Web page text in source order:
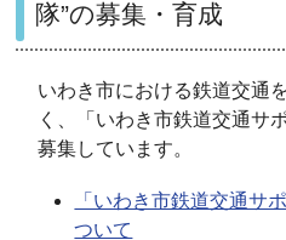
隊”の募集・育成
いわき市における鉄道交通
く、「いわき市鉄道交通サ
募集しています。
「いわき市鉄道交通サ
ついて